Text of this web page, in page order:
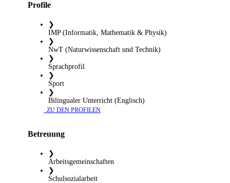
Profile
❯
IMP (Informatik, Mathematik & Physik)
❯
NwT (Naturwissenschaft und Technik)
❯
Sprachprofil
❯
Sport
❯
Bilingualer Unterricht (Englisch)
​ ZU DEN PROFILEN
Betreuung
❯
Arbeitsgemeinschaften
❯
Schulsozialarbeit